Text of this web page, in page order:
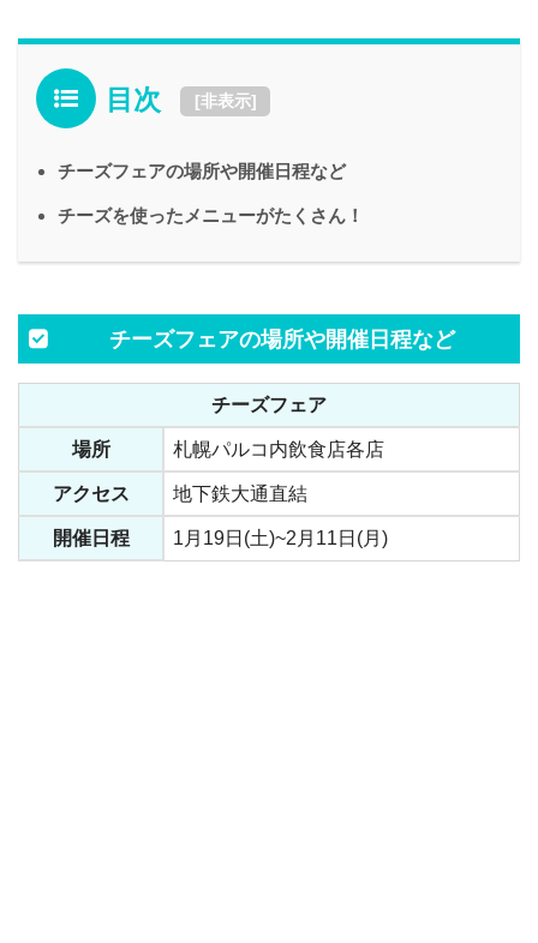
目次 [非表示]
チーズフェアの場所や開催日程など
チーズを使ったメニューがたくさん！
チーズフェアの場所や開催日程など
チーズフェア
場所 札幌パルコ内飲食店各店
アクセス 地下鉄大通直結
開催日程 1月19日(土)~2月11日(月)